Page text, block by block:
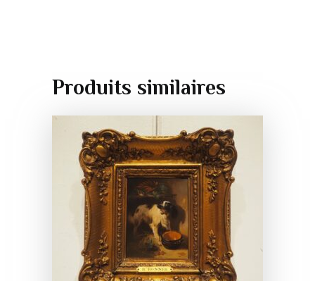
Produits similaires